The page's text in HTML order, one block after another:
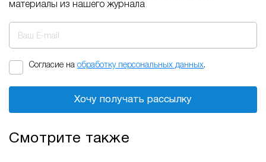
материалы из нашего журнала
Ваш E-mail
Согласие на обработку персональных данных.
Хочу получать рассылку
Смотрите также